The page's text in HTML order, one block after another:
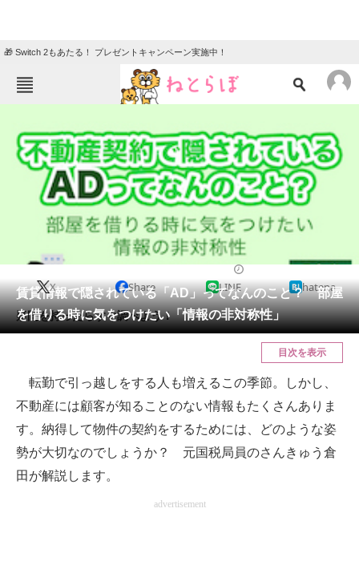
🎁 Switch 2もあたる！ プレゼントキャンペーン実施中！
TOP ニュース
エンタメ クイズ
地域
教育・育児
リサーチ
会員記事
メディア
ITの今と未来を見通す
スマホと通信の最新トレンド
進化するPCとデバイスの未来
賃貸情報で隠されている「AD」ってなんのこと？ 部屋
を借りる時に気をつけたい「情報の非対称性」
X Share LINE hatena
疑問を持ったらすぐ調べよう！
目次を表示
転勤で引っ越しをする人も増えるこの季節。しかし、
不動産には顧客が知ることのない情報もたくさんありま
す。納得して物件の契約をするためには、どのような姿
勢が大切なのでしょうか？ 元国税局員のさんきゅう倉
田が解説します。
advertisement